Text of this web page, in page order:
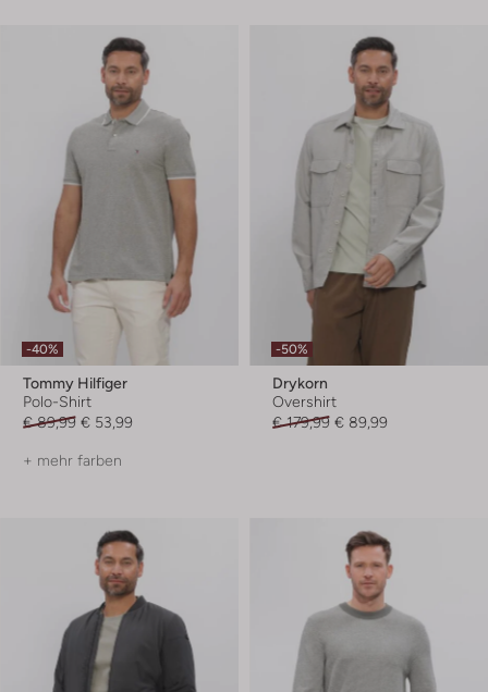
-40%
Tommy Hilfiger
Polo-Shirt
€ 89,99 € 53,99
+ mehr farben
-50%
Drykorn
Overshirt
€ 179,99 € 89,99